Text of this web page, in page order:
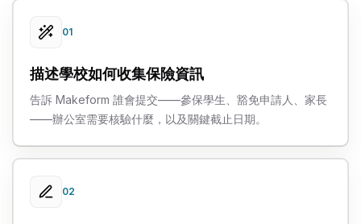
01
描述學校如何收集保險資訊
告訴 Makeform 誰會提交——參保學生、豁免申請人、家長
——辦公室需要核驗什麼，以及關鍵截止日期。
02